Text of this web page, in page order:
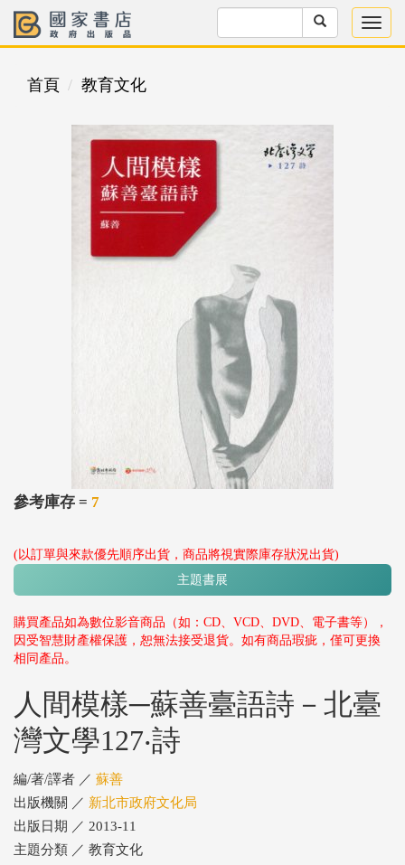
首頁 教育文化
參考庫存 = 7
(以訂單與來款優先順序出貨，商品將視實際庫存狀況出貨)
主題書展
購買產品如為數位影音商品（如：CD、VCD、DVD、電子書等），
因受智慧財產權保護，恕無法接受退貨。如有商品瑕疵，僅可更換
相同產品。
人間模樣─蘇善臺語詩－北臺
灣文學127‧詩
編/著/譯者 ／ 蘇善
出版機關 ／ 新北市政府文化局
出版日期 ／ 2013-11
主題分類 ／ 教育文化